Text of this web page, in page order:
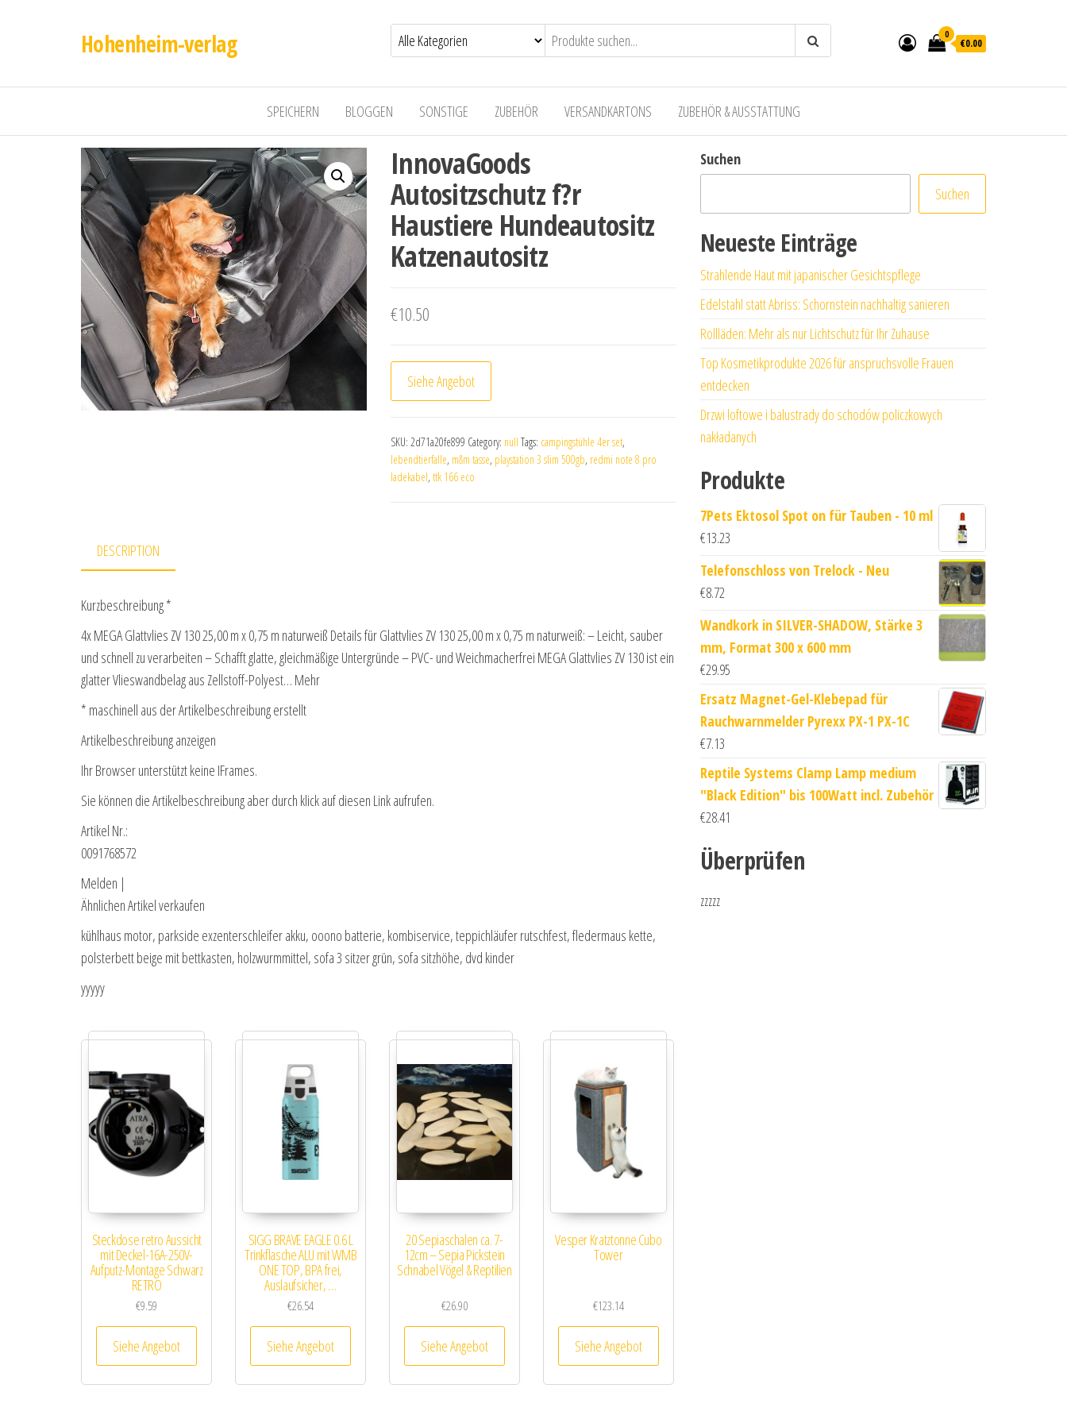
Hohenheim-verlag 0
€0.00
SPEICHERN BLOGGEN SONSTIGE ZUBEHÖR VERSANDKARTONS ZUBEHÖR & AUSSTATTUNG
InnovaGoods
Autositzschutz f?r
Haustiere Hundeautositz
Katzenautositz
€10.50
Siehe Angebot
SKU: 2d71a20fe899 Category: null Tags: campingstühle 4er set,
lebendtierfalle, m&m tasse, playstation 3 slim 500gb, redmi note 8 pro
ladekabel, ttk 166 eco
DESCRIPTION
Kurzbeschreibung *
4x MEGA Glattvlies ZV 130 25,00 m x 0,75 m naturweiß Details für Glattvlies ZV 130 25,00 m x 0,75 m naturweiß: – Leicht, sauber
und schnell zu verarbeiten – Schafft glatte, gleichmäßige Untergründe – PVC- und Weichmacherfrei MEGA Glattvlies ZV 130 ist ein
glatter Vlieswandbelag aus Zellstoff-Polyest… Mehr
* maschinell aus der Artikelbeschreibung erstellt
Artikelbeschreibung anzeigen
Ihr Browser unterstützt keine IFrames.
Sie können die Artikelbeschreibung aber durch klick auf diesen Link aufrufen.
Artikel Nr.:
0091768572
Melden |
Ähnlichen Artikel verkaufen
kühlhaus motor, parkside exzenterschleifer akku, ooono batterie, kombiservice, teppichläufer rutschfest, fledermaus kette,
polsterbett beige mit bettkasten, holzwurmmittel, sofa 3 sitzer grün, sofa sitzhöhe, dvd kinder
yyyyy
Steckdose retro Aussicht
mit Deckel-16A-250V-
Aufputz-Montage Schwarz
RETRO
€9.59
Siehe Angebot
SIGG BRAVE EAGLE 0.6 L
Trinkflasche ALU mit WMB
ONE TOP, BPA frei,
Auslaufsicher, …
€26.54
Siehe Angebot
20 Sepiaschalen ca. 7-
12cm – Sepia Pickstein
Schnabel Vögel & Reptilien
€26.90
Siehe Angebot
Vesper Kratztonne Cubo
Tower
€123.14
Siehe Angebot
Suchen
Suchen
Neueste Einträge
Strahlende Haut mit japanischer Gesichtspflege
Edelstahl statt Abriss: Schornstein nachhaltig sanieren
Rollläden: Mehr als nur Lichtschutz für Ihr Zuhause
Top Kosmetikprodukte 2026 für anspruchsvolle Frauen
entdecken
Drzwi loftowe i balustrady do schodów policzkowych
nakładanych
Produkte
7Pets Ektosol Spot on für Tauben - 10 ml
€13.23
Telefonschloss von Trelock - Neu
€8.72
Wandkork in SILVER-SHADOW, Stärke 3
mm, Format 300 x 600 mm
€29.95
Ersatz Magnet-Gel-Klebepad für
Rauchwarnmelder Pyrexx PX-1 PX-1C
€7.13
Reptile Systems Clamp Lamp medium
"Black Edition" bis 100Watt incl. Zubehör
€28.41
Überprüfen
zzzzz